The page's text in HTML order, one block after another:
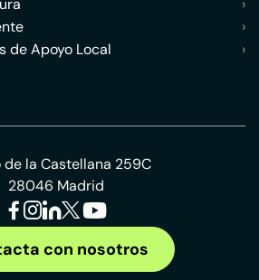
›
›
de Apoyo Local
›
de la Castellana 259C
28046 Madrid
con nosotros